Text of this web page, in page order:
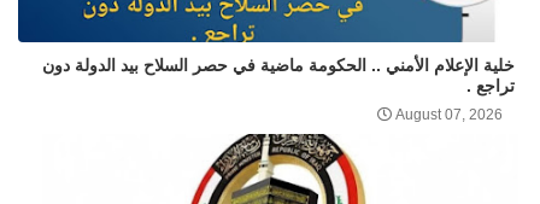
خلية الإعلام الأمني .. الحكومة ماضية في حصر السلاح بيد الدولة دون
تراجع .
August 07, 2026